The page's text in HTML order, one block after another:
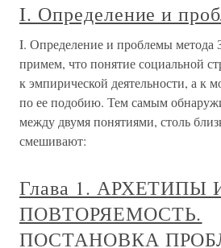
I. Определение и
I. Определение и проблемы метода
примем, что понятие социальной
к эмпирической деятельности, а к
по ее подобию. Тем самым
между двумя понятиями, столь
смешивают:
Глава 1. АРХЕТИПЫ
ПОВТОРЯЕМОСТЬ.
ПОСТАНОВКА